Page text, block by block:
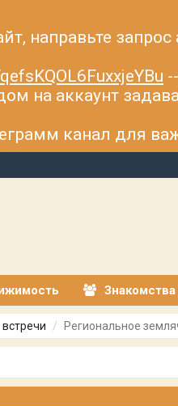
направьте
на аккаунт
канал для
Региональное